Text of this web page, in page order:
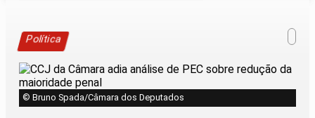
Política
© Bruno Spada/Câmara dos Deputados